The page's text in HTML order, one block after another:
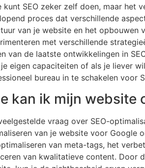
kunt SEO zeker zelf doen, maar het
proces dat verschillende
van je website en het opbouwen
met verschillende
van de laatste ontwikkelingen in
eigen capaciteiten of als je liever
bureau in te schakelen voor
kan ik mijn website
vraag over SEO-
van je website voor Google
van meta-tags, het
van kwalitatieve content. Door